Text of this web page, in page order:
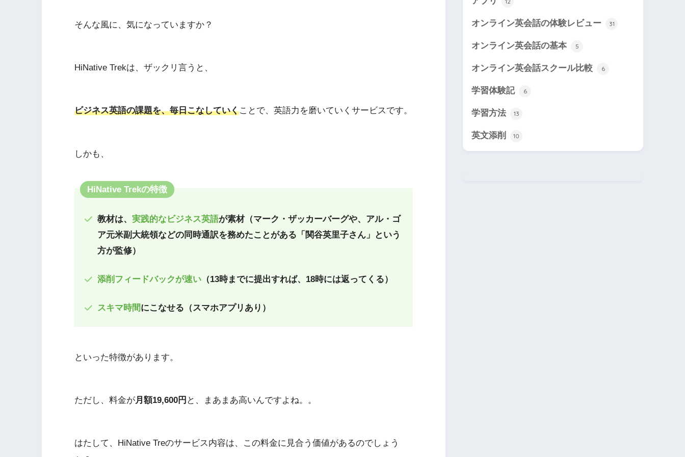
そんな風に、気になっていますか？
HiNative Trekは、ザックリ言うと、
ビジネス英語の課題を、毎日こなしていくことで、英語力を磨いていくサービスです。
しかも、
HiNative Trekの特徴
教材は、 実践的なビジネス英語が素材（マーク・ザッカーバーグや、アル・ゴ
ア元米副大統領などの同時通訳を務めたことがある「関谷英里子さん」という
方が監修）
添削フィードバックが速い （13時までに提出すれば、18時には返ってくる）
スキマ時間にこなせる（スマホアプリあり）
といった特徴があります。
ただし、料金が月額19,600円 と、まあまあ高いんですよね。。
はたして、HiNative Treのサービス内容は、この料金に見合う価値があるのでしょう
オンライン英会話の体験レビュー 31
オンライン英会話の基本 5
オンライン英会話スクール比較 6
学習体験記 6
学習方法 13
英文添削 10